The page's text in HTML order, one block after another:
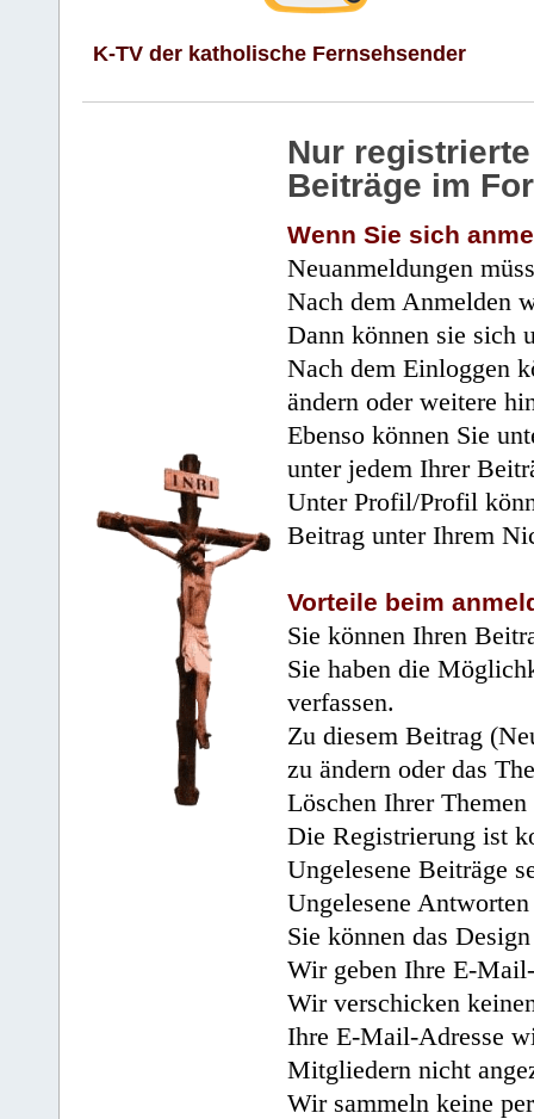
K-TV der katholische Fernsehsender
Nur
Beiträge im
Wenn Sie sich
Neuanmeldungen
Nach dem Anmelden
Dann können sie sich
Nach dem Einloggen
ändern oder weitere
Ebenso können Sie
unter jedem Ihrer
Unter Profil/Profil
Beitrag unter Ihrem
Vorteile beim
Sie können Ihren
Sie haben die
verfassen.
Zu diesem Beitrag
zu ändern oder das
Löschen Ihrer
Die Registrierung ist
Ungelesene Beiträge
Ungelesene
Sie können das
Wir geben Ihre E-
Wir verschicken
Ihre E-Mail-Adresse
Mitgliedern nicht
Wir sammeln keine